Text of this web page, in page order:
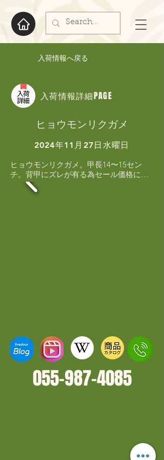
入荷情報へ戻る
入荷情報詳細PAGE
ヒョウモンリクガメ
2024年11月27日水曜日
ヒョウモンリクガメ。甲長14〜15セン
チ。背甲にズレが有る為セール価格にて
販売します。重さ、エサ喰い　状態凄く
良いです！！
055-987-4085